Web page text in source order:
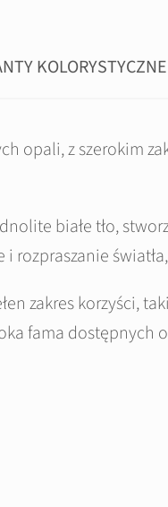
KOLORYSTYCZNE
opali, z szerokim
białe tło,
rozpraszanie
zakres
fama dostępnych